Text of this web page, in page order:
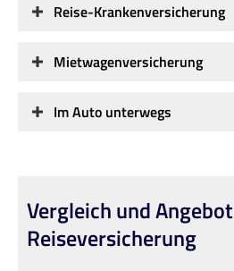
Reise-Kranken­ver­si­che­rung
Mietwagenversicherung
Im Auto unterwegs
Vergleich und Angebot
Reiseversicherung